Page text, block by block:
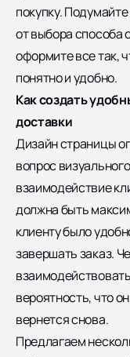
покупку.
от выбора способа
оформите все так,
понятно и удобно.
Как создать
доставки
Дизайн страницы
вопрос
взаимодействие
должна быть
клиенту было
завершать заказ.
вероятность, что
вернется снова.
Предлагаем